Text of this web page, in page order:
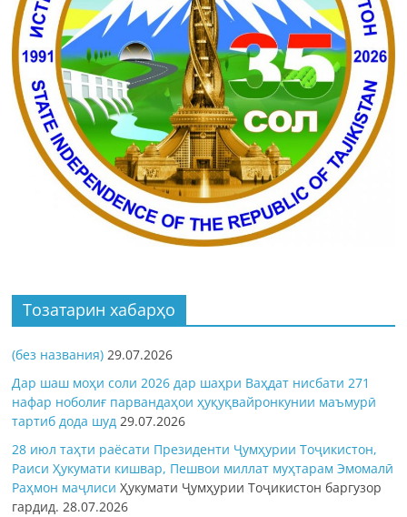
Тозатарин хабарҳо
(без названия) 29.07.2026
Дар шаш моҳи соли 2026 дар шаҳри Ваҳдат нисбати 271
нафар ноболиғ парвандаҳои ҳуқуқвайронкунии маъмурӣ
тартиб дода шуд 29.07.2026
28 июл таҳти раёсати Президенти Ҷумҳурии Тоҷикистон,
Раиси Ҳукумати кишвар, Пешвои миллат муҳтарам Эмомалӣ
Раҳмон маҷлисиҲукумати Ҷумҳурии Тоҷикистон баргузор
гардид.28.07.2026